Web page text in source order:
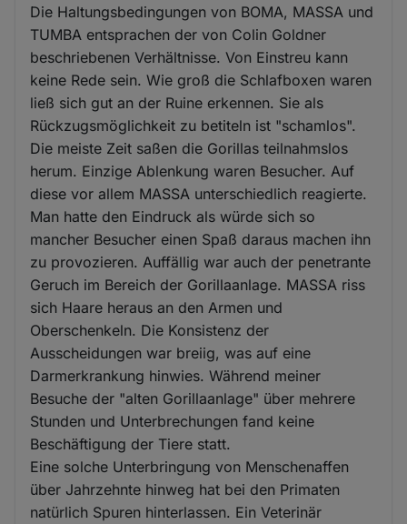
Die Haltungsbedingungen von BOMA, MASSA und
TUMBA entsprachen der von Colin Goldner
beschriebenen Verhältnisse. Von Einstreu kann
keine Rede sein. Wie groß die Schlafboxen waren
ließ sich gut an der Ruine erkennen. Sie als
Rückzugsmöglichkeit zu betiteln ist "schamlos".
Die meiste Zeit saßen die Gorillas teilnahmslos
herum. Einzige Ablenkung waren Besucher. Auf
diese vor allem MASSA unterschiedlich reagierte.
Man hatte den Eindruck als würde sich so
mancher Besucher einen Spaß daraus machen ihn
zu provozieren. Auffällig war auch der penetrante
Geruch im Bereich der Gorillaanlage. MASSA riss
sich Haare heraus an den Armen und
Oberschenkeln. Die Konsistenz der
Ausscheidungen war breiig, was auf eine
Darmerkrankung hinwies. Während meiner
Besuche der "alten Gorillaanlage" über mehrere
Stunden und Unterbrechungen fand keine
Beschäftigung der Tiere statt.
Eine solche Unterbringung von Menschenaffen
über Jahrzehnte hinweg hat bei den Primaten
natürlich Spuren hinterlassen. Ein Veterinär